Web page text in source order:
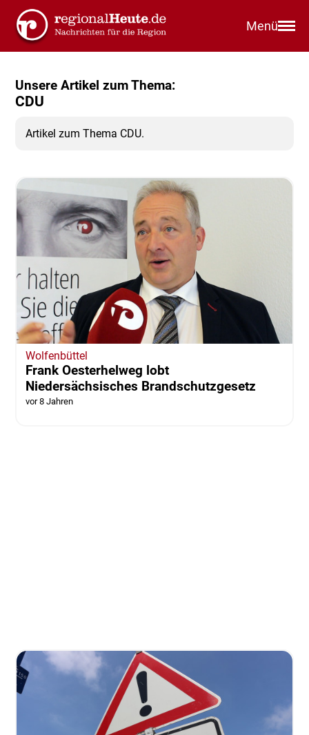
Menü
Unsere Artikel zum Thema:
CDU
Artikel zum Thema CDU.
Wolfenbüttel
Frank Oesterhelweg lobt
Niedersächsisches Brandschutzgesetz
vor 8 Jahren